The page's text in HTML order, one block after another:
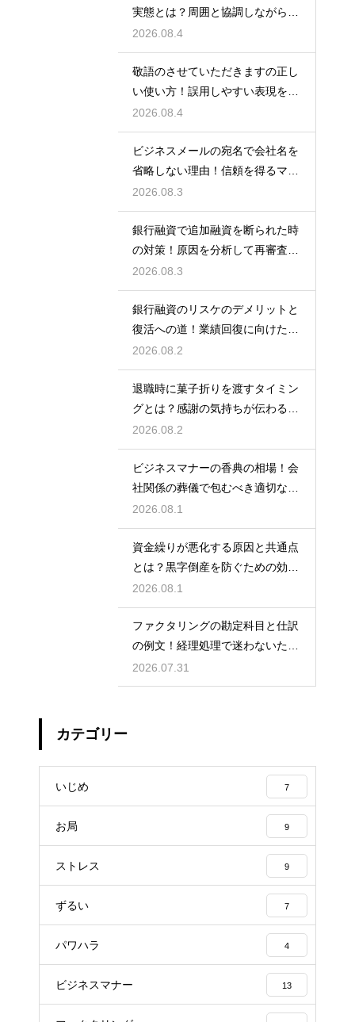
実態とは？周囲と協調しながら快
適に働く術
2026.08.4
敬語のさせていただきますの正し
い使い方！誤用しやすい表現を理
解する術
2026.08.4
ビジネスメールの宛名で会社名を
省略しない理由！信頼を得るマナ
ー
2026.08.3
銀行融資で追加融資を断られた時
の対策！原因を分析して再審査を
狙う
2026.08.3
銀行融資のリスケのデメリットと
復活への道！業績回復に向けた事
業計画
2026.08.2
退職時に菓子折りを渡すタイミン
グとは？感謝の気持ちが伝わる正
しいマナー
2026.08.2
ビジネスマナーの香典の相場！会
社関係の葬儀で包むべき適切な金
額の目安
2026.08.1
資金繰りが悪化する原因と共通点
とは？黒字倒産を防ぐための効果
的な対策
2026.08.1
ファクタリングの勘定科目と仕訳
の例文！経理処理で迷わないため
の知識
2026.07.31
カテゴリー
いじめ 7
お局 9
ストレス 9
ずるい 7
パワハラ 4
ビジネスマナー 13